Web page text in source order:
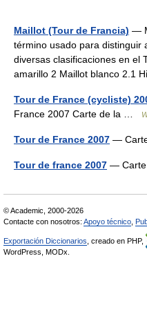
Maillot (Tour de Francia) —
término usado para distinguir
diversas clasificaciones en el
amarillo 2 Maillot blanco 2.1
Tour de France (cycliste)
France 2007 Carte de la …
Tour de France 2007 —
Tour de france 2007 —
© Academic, 2000-2026
Contacte con nosotros: Apoyo técnico
Exportación Diccionarios , creado en PHP,
WordPress, MODx.